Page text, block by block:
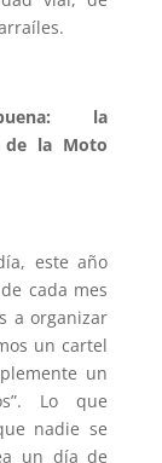
la
de la Moto
este año
cada mes
a organizar
un cartel
un
Lo que
nadie se
un día de